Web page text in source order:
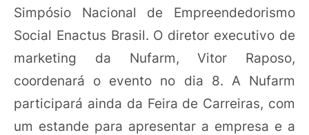
Simpósio Nacional de Empreendedorismo
Social Enactus Brasil. O diretor executivo de
marketing da Nufarm, Vitor Raposo,
coordenará o evento no dia 8. A Nufarm
participará ainda da Feira de Carreiras, com
um estande para apresentar a empresa e a